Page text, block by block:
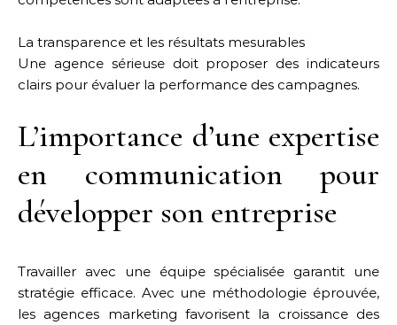
La transparence et les résultats mesurables
Une agence sérieuse doit proposer des indicateurs
clairs pour évaluer la performance des campagnes.
L’importance d’une expertise
en communication pour
développer son entreprise
Travailler avec une équipe spécialisée garantit une
stratégie efficace. Avec une méthodologie éprouvée,
les agences marketing favorisent la croissance des